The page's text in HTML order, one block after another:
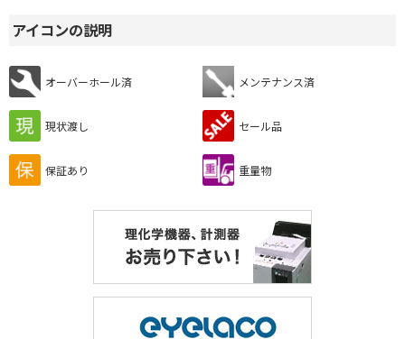
アイコンの説明
オーバーホール済 メンテナンス済
現状渡し セール品
保証あり 重量物